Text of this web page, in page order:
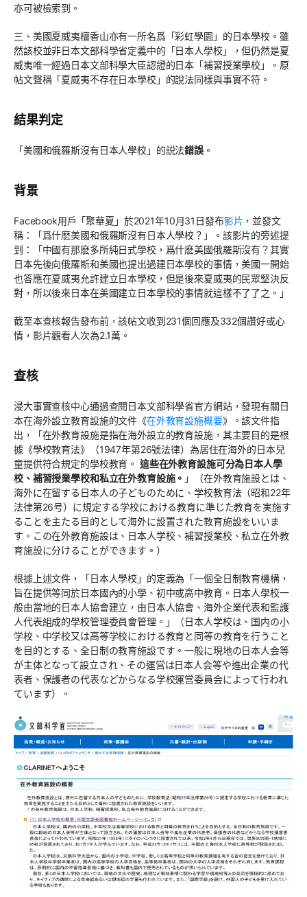
亦可被檢索到。
三、美國夏威夷檀香山亦有一所名爲「彩虹學園」的日本學校。雖
然該校並非日本文部科學省定義中的「日本人學校」，但仍然是夏
威夷唯一經過日本文部科學大臣認證的日本「補習授業學校」。原
帖文聲稱「夏威夷不存在日本學校」的說法同樣與事實不符。
結果判定
「美國和俄羅斯沒有日本人學校」的説法錯誤 。
背景
Facebook用戶「聚華夏」於2021年10月31日發布影片 ，並發文
稱：「爲什麽美國和俄羅斯沒有日本人學校？」。該影片的旁述提
到：「中國有那麽多所純日式學校，爲什麽美國俄羅斯沒有？其實
日本先後向俄羅斯和美國也提出過建日本學校的事情，美國一開始
也答應在夏威夷允許建立日本學校，但是後來夏威夷的民眾堅決反
對，所以後來日本在美國建立日本學校的事情就這樣不了了之。」
截至本查核報告發布前，該帖文收到231個回應及332個讚好或心
情，影片觀看人次為2.1萬。
查核
浸大事實查核中心通過查閱日本文部科學省官方網站，發現有關日
本在海外設立教育設施的文件《在外教育設施概要》。該文件指
出，「在外教育設施是指在海外設立的教育設施，其主要目的是根
據《學校教育法》（1947年第26號法律）為居住在海外的日本兒
童提供符合規定的學校教育。 這些在外教育設施可分為日本人學
校、補習授業學校和私立在外教育設施。 」（在外教育施設とは、
海外に在留する日本人の子どものために、学校教育法（昭和22年
法律第26号）に規定する学校における教育に準じた教育を実施す
ることを主たる目的として海外に設置された教育施設をいいま
す。この在外教育施設は、日本人学校、補習授業校、私立在外教
育施設に分けることができます。）
根據上述文件，「日本人學校」的定義為「一個全日制教育機構，
旨在提供等同於日本國內的小學、初中或高中教育。日本人學校一
般由當地的日本人協會建立，由日本人協會、海外企業代表和監護
人代表組成的學校管理委員會管理。」（日本人学校は、国内の小
学校、中学校又は高等学校における教育と同等の教育を行うこと
を目的とする、全日制の教育施設です。一般に現地の日本人会等
が主体となって設立され、その運営は日本人会等や進出企業の代
表者、保護者の代表などからなる学校運営委員会によって行われ
ています）。